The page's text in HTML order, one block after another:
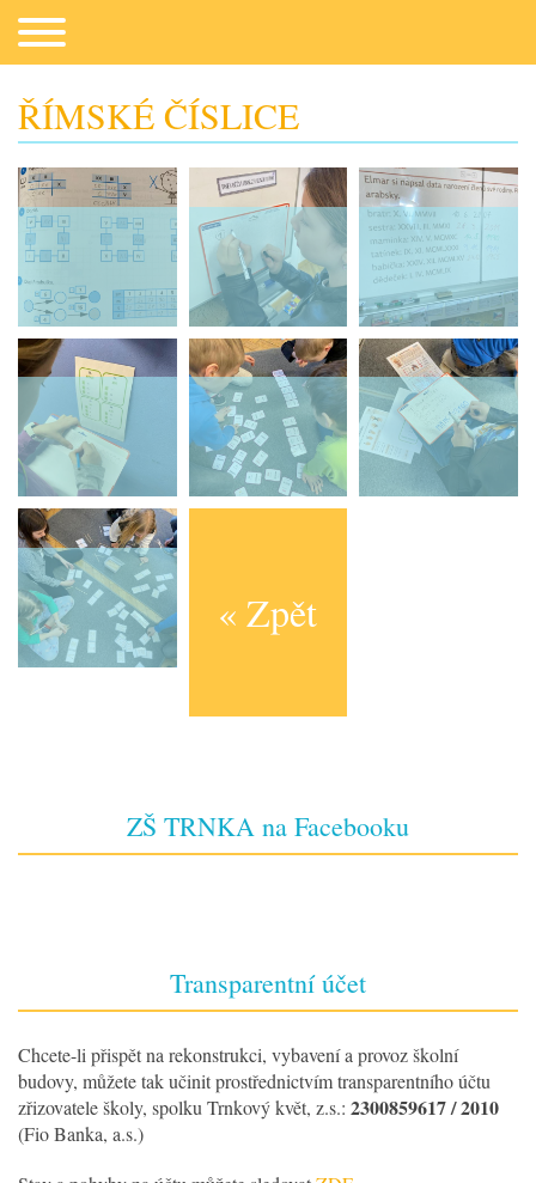
Co potřebujeme
Fotogalerie
Kontakt
ŘÍMSKÉ ČÍSLICE
« Zpět
ZŠ TRNKA na Facebooku
Transparentní účet
Chcete-li přispět na rekonstrukci, vybavení a provoz školní
budovy, můžete tak učinit prostřednictvím transparentního účtu
zřizovatele školy, spolku Trnkový květ, z.s.: 2300859617 / 2010
(Fio Banka, a.s.)